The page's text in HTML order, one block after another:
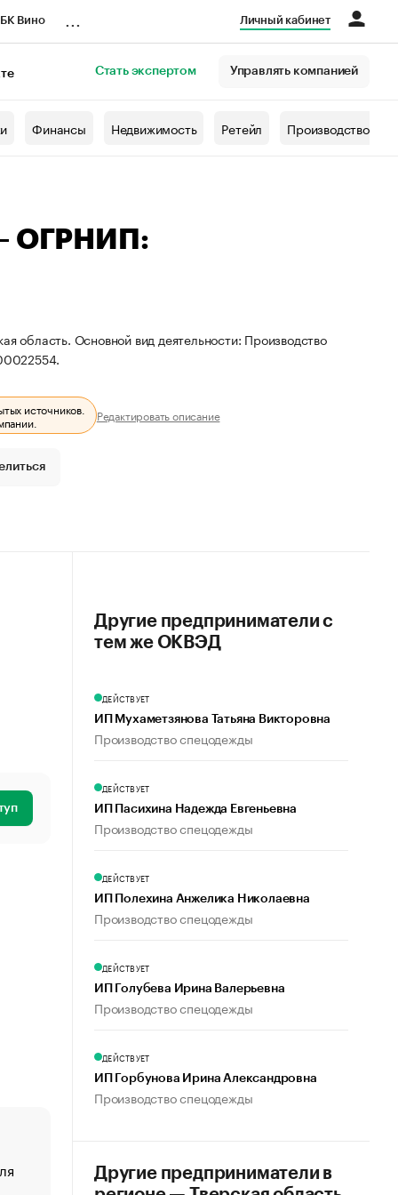
Вино Личный кабинет
Стать экспертом Управлять компанией
Финансы Недвижимость Ретейл Производство
ОГРНИП:
область. Основной вид деятельности: Производство
источников.
Редактировать описание
«От спорта тело стареет иначе». Как живет глава
создавшей GTA
Другие предприниматели с
тем же ОКВЭД
ДЕЙСТВУЕТ
ИП Мухаметзянова Татьяна Викторовна
Производство спецодежды
ДЕЙСТВУЕТ
ИП Пасихина Надежда Евгеньевна
Производство спецодежды
ДЕЙСТВУЕТ
ИП Полехина Анжелика Николаевна
Производство спецодежды
ДЕЙСТВУЕТ
ИП Голубева Ирина Валерьевна
Производство спецодежды
ДЕЙСТВУЕТ
ИП Горбунова Ирина Александровна
Производство спецодежды
Другие предприниматели в